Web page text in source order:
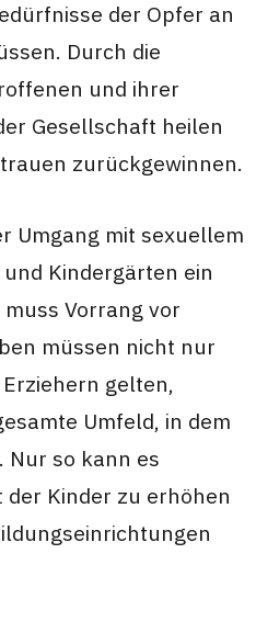
der Opfer an
Durch die
und ihrer
Gesellschaft heilen
zurückgewinnen.
Umgang mit sexuellem
Kindergärten ein
Vorrang vor
müssen nicht nur
gelten,
Umfeld, in dem
Nur so kann es
der Kinder zu erhöhen